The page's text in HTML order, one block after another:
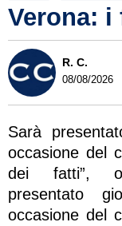
Verona:
R. C.
08/08/2026
Sarà
occasione del
dei fatti”,
presentato
occasione del